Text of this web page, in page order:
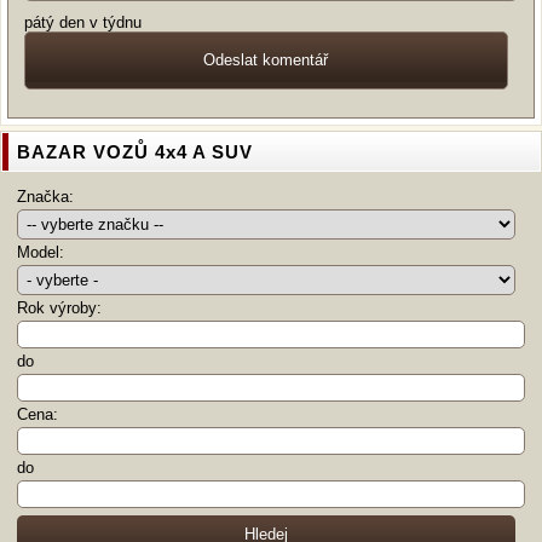
pátý den v týdnu
BAZAR VOZŮ 4x4 A SUV
Značka:
Model:
Rok výroby:
do
Cena:
do